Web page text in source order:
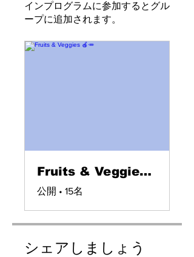
インプログラムに参加するとグル
ープに追加されます。
Fruits & Veggies 🍎🥕
公開 • 15名
シェアしましょう